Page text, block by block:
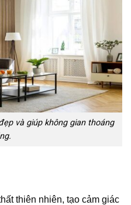
và giúp không gian thoáng
thiên nhiên, tạo cảm giác